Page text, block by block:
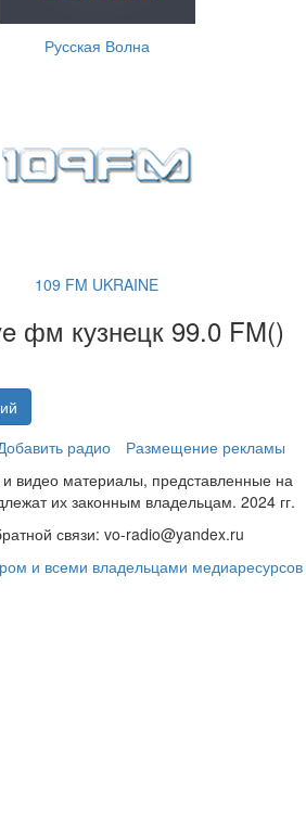
Русская Волна
109 FM UKRAINE
фм кузнецк 99.0 FM()
радио
Размещение рекламы
видео материалы, представленные на
их законным владельцам. 2024 гг.
связи: vo-radio@yandex.ru
и всеми владельцами медиаресурсов